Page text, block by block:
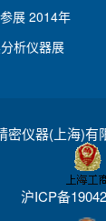
展2014年
析仪器展
密仪器(上海)有
沪ICP备